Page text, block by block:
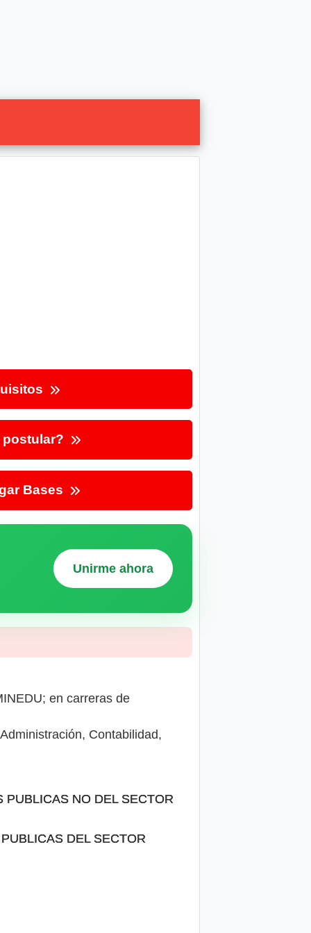
postular?
Bases
Unirme ahora
en carreras de
Contabilidad,
NO DEL SECTOR
DEL SECTOR